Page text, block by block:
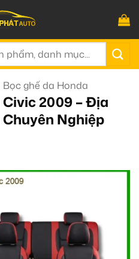
Bọc ghế da Honda
2009 – Địa
Nghiệp